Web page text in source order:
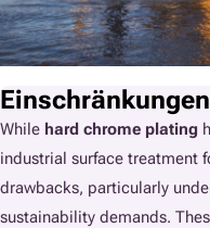
While hard chrome plating
industrial surface treatment
drawbacks, particularly
sustainability demands.